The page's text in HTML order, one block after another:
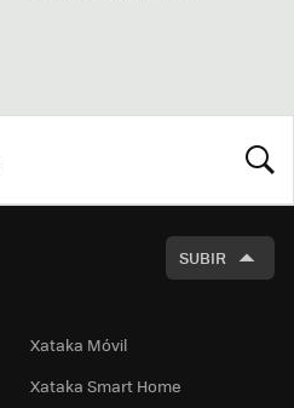
SUBIR
Xataka Móvil
Xataka Smart Home